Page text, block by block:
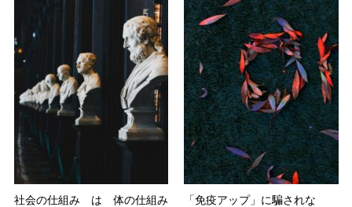
社会の仕組み は 体の仕組み
「免疫アップ」に騙されな